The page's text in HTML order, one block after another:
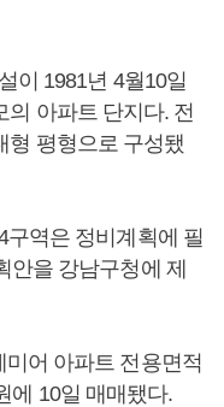
이 1981년 4월10일
의 아파트 단지다. 전
형 평형으로 구성됐
역은 정비계획에 필
안을 강남구청에 제
어 아파트 전용면적
에 10일 매매됐다.